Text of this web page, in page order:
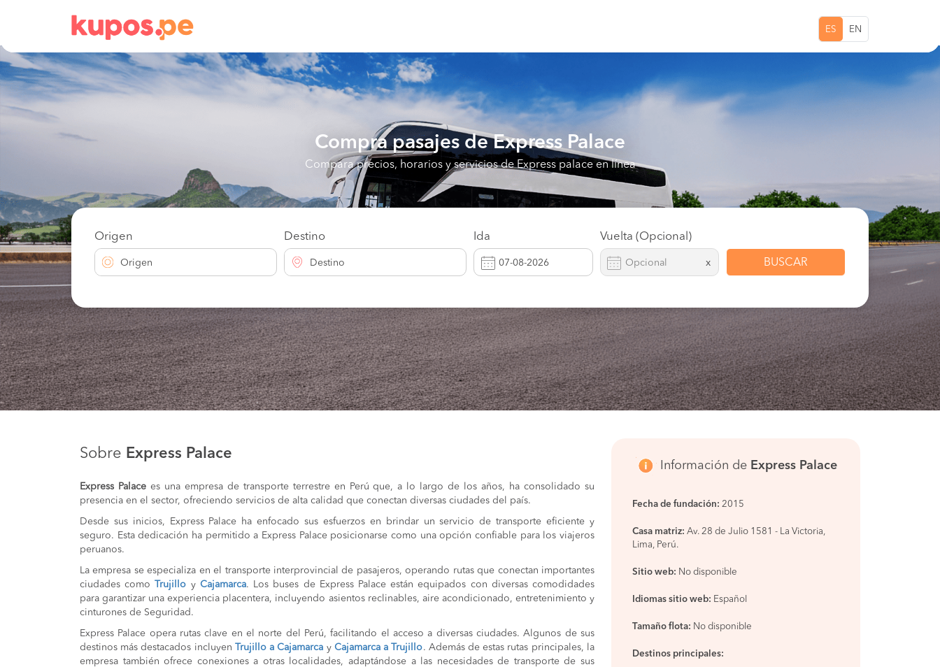
ES EN
Compra pasajes deExpress Palace
Compara precios, horarios y servicios de Express palace en línea
Origen
Origen
Destino
Destino
Ida Vuelta (Opcional)
x BUSCAR
Sobre Express Palace
Express Palacees una empresa de transporte terrestre en Perú que, a lo largo de los años, ha consolidado su
presencia en el sector, ofreciendo servicios de alta calidad que conectan diversas ciudades del país.
Desde sus inicios, Express Palace ha enfocado sus esfuerzos en brindar un servicio de transporte eficiente y
seguro. Esta dedicación ha permitido a Express Palace posicionarse como una opción confiable para los viajeros
peruanos.
La empresa se especializa en el transporte interprovincial de pasajeros, operando rutas que conectan importantes
ciudades como
Trujillo y Cajamarca. Los buses de Express Palace están equipados con diversas comodidades
para garantizar una experiencia placentera, incluyendo asientos reclinables, aire acondicionado, entretenimiento y
cinturones de Seguridad.
Express Palace opera rutas clave en el norte del Perú, facilitando el acceso a diversas ciudades. Algunos de sus
destinos más destacados incluyen
Trujillo a Cajamarca y Cajamarca a Trujillo. Además de estas rutas principales, la
empresa también ofrece conexiones a otras localidades, adaptándose a las necesidades de transporte de sus
Información de Express Palace
Fecha de fundación: 2015
Casa matriz: Av. 28 de Julio 1581 - La Victoria,
Lima, Perú.
Sitio web: No disponible
Idiomas sitio web: Español
Tamaño flota: No disponible
Destinos principales: